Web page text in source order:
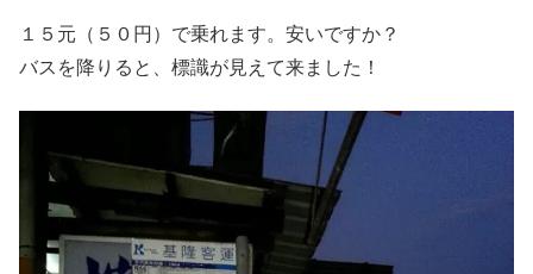
１５元（５０円）で乗れます。安いですか？
バスを降りると、標識が見えて来ました！